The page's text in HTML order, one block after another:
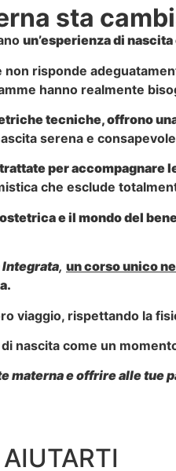
sta
un’esperienza di
risponde
hanno realmente
tecniche, offrono
serena e
per
che esclude
e il mondo del
, un corso unico
viaggio, rispettando la
nascita come un
e offrire alle